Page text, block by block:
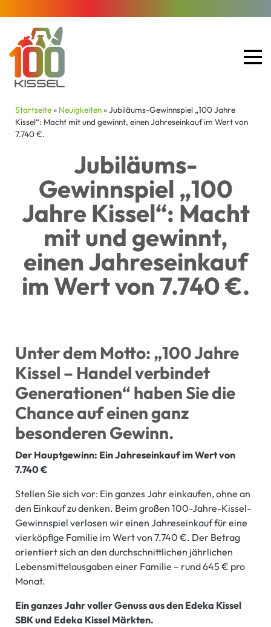
Startseite» Neuigkeiten»Jubiläums-Gewinnspiel „100 Jahre
Kissel“: Macht mit und gewinnt, einen Jahreseinkauf im Wert von
7.740 €.
Jubiläums-
Gewinnspiel „100
Jahre Kissel“: Macht
mit und gewinnt,
einen Jahreseinkauf
im Wert von 7.740 €.
Unter dem Motto: „100 Jahre
Kissel – Handel verbindet
Generationen“ haben Sie die
Chance auf einen ganz
besonderen Gewinn.
Der Hauptgewinn: Ein Jahreseinkauf im Wert von
7.740 €
Stellen Sie sich vor: Ein ganzes Jahr einkaufen, ohne an
den Einkauf zu denken. Beim großen 100-Jahre-Kissel-
Gewinnspiel verlosen wir einen Jahreseinkauf für eine
vierköpfige Familie im Wert von 7.740 €. Der Betrag
orientiert sich an den durchschnittlichen jährlichen
Lebensmittelausgaben einer Familie – rund 645 € pro
Monat.
Ein ganzes Jahr voller Genuss aus den Edeka Kissel
SBK und Edeka Kissel Märkten.